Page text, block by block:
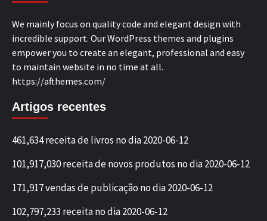
We mainly focus on quality code and elegant design with
incredible support. Our WordPress themes and plugins
empower you to create an elegant, professional and easy
to maintain website in no time at all.
https://afthemes.com/
Artigos recentes
461,634 receita de livros no dia 2020-06-12
101,917,030 receita de novos produtos no dia 2020-06-12
171,917 vendas de publicação no dia 2020-06-12
102,797,233 receita no dia 2020-06-12